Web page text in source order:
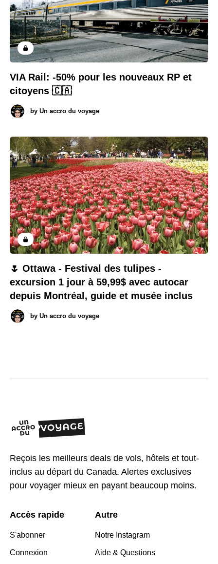
VIA Rail: -50% pour les nouveaux RP et
citoyens 🇨🇦
by Un accro du voyage
🌷 Ottawa - Festival des tulipes -
excursion 1 jour à 59,99$ avec autocar
depuis Montréal, guide et musée inclus
by Un accro du voyage
Reçois les meilleurs deals de vols, hôtels et tout-
inclus au départ du Canada. Alertes exclusives
pour voyager mieux en payant beaucoup moins.
Accès rapide
S'abonner
Connexion
Autre
Notre Instagram
Aide & Questions